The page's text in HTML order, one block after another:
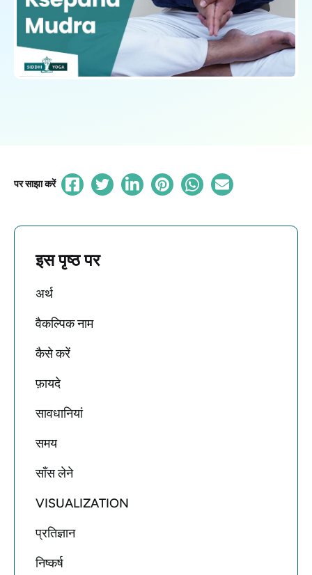
पर साझा करें
इस पृष्ठ पर
अर्थ
वैकल्पिक नाम
कैसे करें
फ़ायदे
सावधानियां
समय
साँस लेने
VISUALIZATION
प्रतिज्ञान
निष्कर्ष